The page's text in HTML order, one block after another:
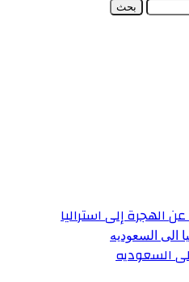
الهجرة إلى استراليا
السعوديه